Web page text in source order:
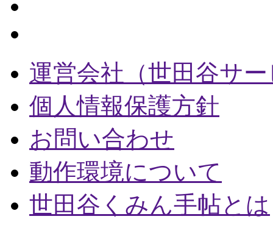
運営会社（世田谷サ
個人情報保護方針
お問い合わせ
動作環境について
世田谷くみん手帖とは